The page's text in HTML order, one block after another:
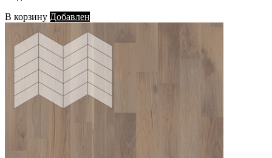
В корзину Добавлен